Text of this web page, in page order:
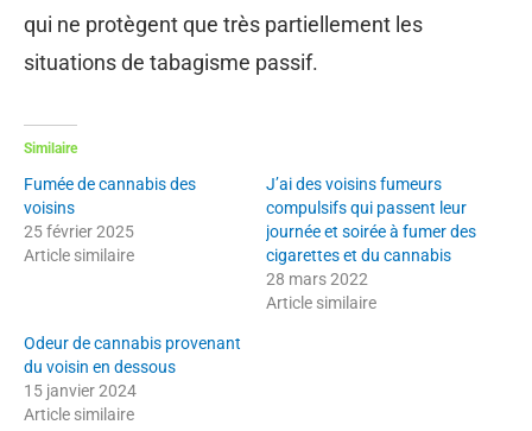
qui ne protègent que très partiellement les
situations de tabagisme passif.
Similaire
Fumée de cannabis des
voisins
25 février 2025
Article similaire
J’ai des voisins fumeurs
compulsifs qui passent leur
journée et soirée à fumer des
cigarettes et du cannabis
28 mars 2022
Article similaire
Odeur de cannabis provenant
du voisin en dessous
15 janvier 2024
Article similaire